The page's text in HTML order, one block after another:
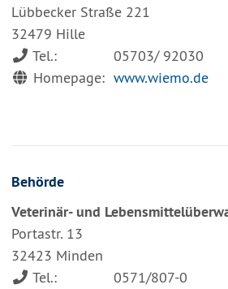
Lübbecker Straße 221
32479 Hille
Tel.:
05703/ 92030
Homepage: www.wiemo.de
Behörde
Veterinär- und
Portastr. 13
32423 Minden
Tel.:
0571/807-0